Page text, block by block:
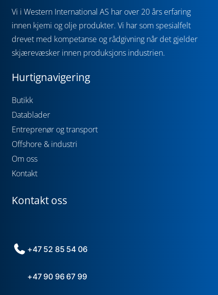
Vi i Western International AS har over 20 års erfaring
innen kjemi og olje produkter. Vi har som spesialfelt
drevet med kompetanse og rådgivning når det gjelder
skjærevæsker innen produksjons industrien.
Hurtignavigering
Butikk
Datablader
Entreprenør og transport
Offshore & industri
Om oss
Kontakt
Kontakt oss
+47 52 85 54 06
+47 90 96 67 99